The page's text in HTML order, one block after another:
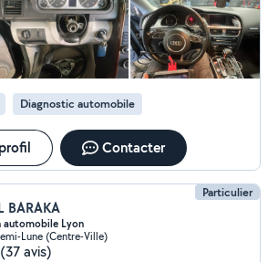
Diagnostic automobile
Contacter
Particulier
BARAKA
automobile Lyon
Lune (Centre-Ville)
(37 avis)